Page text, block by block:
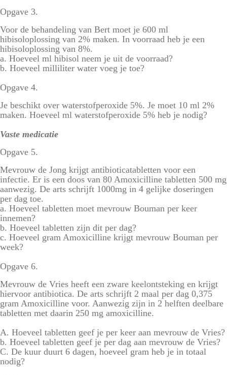
Opgave 3.
Voor de behandeling van Bert moet je 600 ml
hibisoloplossing van 2% maken. In voorraad heb je een
hibisoloplossing van 8%.
a. Hoeveel ml hibisol neem je uit de voorraad?
b. Hoeveel milliliter water voeg je toe?
Opgave 4.
Je beschikt over waterstofperoxide 5%. Je moet 10 ml 2%
maken. Hoeveel ml waterstofperoxide 5% heb je nodig?
Vaste medicatie
Opgave 5.
Mevrouw de Jong krijgt antibioticatabletten voor een
infectie. Er is een doos van 80 Amoxicilline tabletten 500 mg
aanwezig. De arts schrijft 1000mg in 4 gelijke doseringen
per dag toe.
a. Hoeveel tabletten moet mevrouw Bouman per keer
innemen?
b. Hoeveel tabletten zijn dit per dag?
c. Hoeveel gram Amoxicilline krijgt mevrouw Bouman per
week?
Opgave 6.
Mevrouw de Vries heeft een zware keelontsteking en krijgt
hiervoor antibiotica. De arts schrijft 2 maal per dag 0,375
gram Amoxicilline voor. Aanwezig zijn in 2 helften deelbare
tabletten met daarin 250 mg amoxicilline.
A. Hoeveel tabletten geef je per keer aan mevrouw de Vries?
b. Hoeveel tabletten geef je per dag aan mevrouw de Vries?
C. De kuur duurt 6 dagen, hoeveel gram heb je in totaal
nodig?